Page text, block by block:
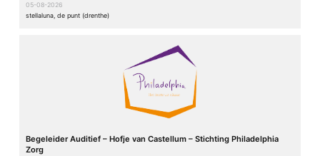
05-08-2026
stellaluna, de punt (drenthe)
Begeleider Auditief – Hofje van Castellum – Stichting Philadelphia
Zorg